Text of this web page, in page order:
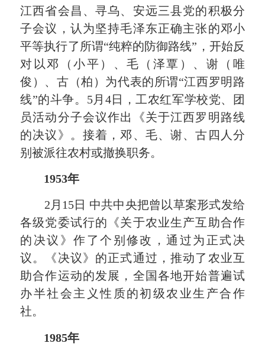
江西省会昌、寻乌、安远三县党的积极分
子会议，认为坚持毛泽东正确主张的邓小
平等执行了所谓“纯粹的防御路线”，开始反
对以邓（小平）、毛（泽覃）、谢（唯
俊）、古（柏）为代表的所谓“江西罗明路
线”的斗争。5月4日，工农红军学校党、团
员活动分子会议作出《关于江西罗明路线
的决议》。接着，邓、毛、谢、古四人分
别被派往农村或撤换职务。
1953年
2月15日 中共中央把曾以草案形式发给
各级党委试行的《关于农业生产互助合作
的决议》作了个别修改，通过为正式决
议。《决议》的正式通过，推动了农业互
助合作运动的发展，全国各地开始普遍试
办半社会主义性质的初级农业生产合作
社。
1985年